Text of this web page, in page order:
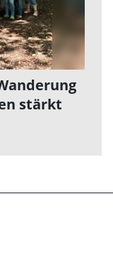
stärkt